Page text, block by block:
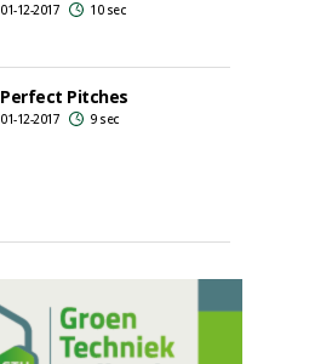
01-12-2017 10 sec
Perfect Pitches
01-12-2017 9 sec